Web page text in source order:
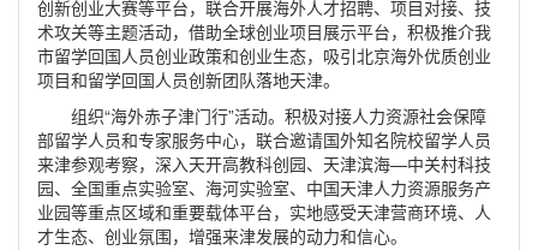
创新创业大赛等平台，联合开展海外人才招聘、项目对接、技
术攻关等主题活动，借助全球创业项目展示平台，积极推介我
市留学回国人员创业政策和创业生态，吸引北京海外优质创业
项目和留学回国人员创新团队落地天津。
组织“海外赤子津门行”活动。积极对接人力资源社会保障
部留学人员和专家服务中心，联合邀请国外知名院校留学人员
来津参观考察，深入天开高教科创园、天津滨海—中关村科技
园、全国重点实验室、海河实验室、中国天津人力资源服务产
业园等重点区域和重要载体平台，实地感受天津营商环境、人
才生态、创业氛围，增强来津发展的动力和信心。